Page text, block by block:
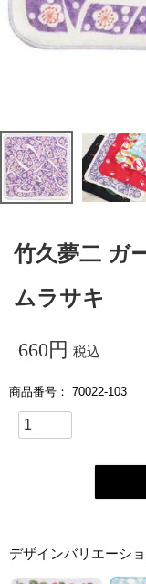
竹久夢二 ガ
ムラサキ
660 税込
商品番号 70022-103
デザインバリエーシ
プチギフト
ギフトラッピング
伊砂文様
リバーシブル